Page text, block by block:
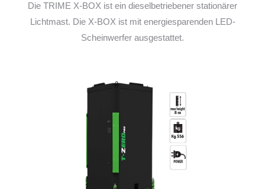
Die TRIME X-BOX ist ein dieselbetriebener stationärer
Lichtmast. Die X-BOX ist mit energiesparenden LED-
Scheinwerfer ausgestattet.